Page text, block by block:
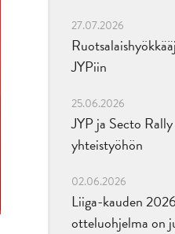
27.07.2026
JYPiin
25.06.2026
JYP ja Secto
yhteistyöhön
02.06.2026
Liiga-kauden
otteluohjelma on